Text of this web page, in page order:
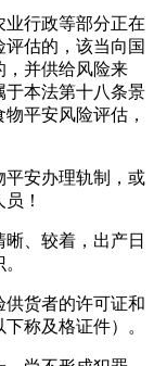
行政等部分正在
估的，该当向国
，并供给风险来
于本法第十八条景
平安风险评估，
安办理轨制，或
！
、较着，出产日
货者的许可证和
称及格证件）。